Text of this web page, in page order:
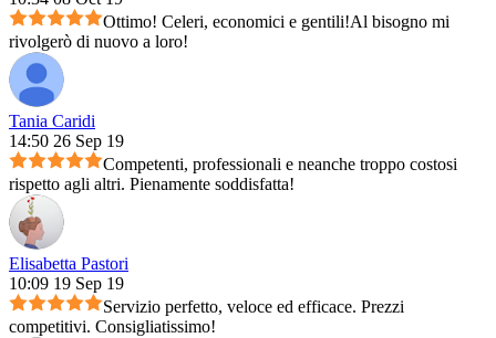
Ottimo! Celeri, economici e gentili!Al bisogno mi
rivolgerò di nuovo a loro!
Tania Caridi
14:50 26 Sep 19
Competenti, professionali e neanche troppo costosi
rispetto agli altri. Pienamente soddisfatta!
Elisabetta Pastori
10:09 19 Sep 19
Servizio perfetto, veloce ed efficace. Prezzi
competitivi. Consigliatissimo!